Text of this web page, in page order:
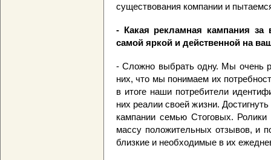
существования компании и
- Какая рекламная кампания
самой яркой и действенной на
- Сложно выбрать одну. Мы очень
них, что мы понимаем их
в итоге наши потребители
них реалии своей жизни.
кампании семью Стоговых.
массу положительных отзывов, и
близкие и необходимые в их